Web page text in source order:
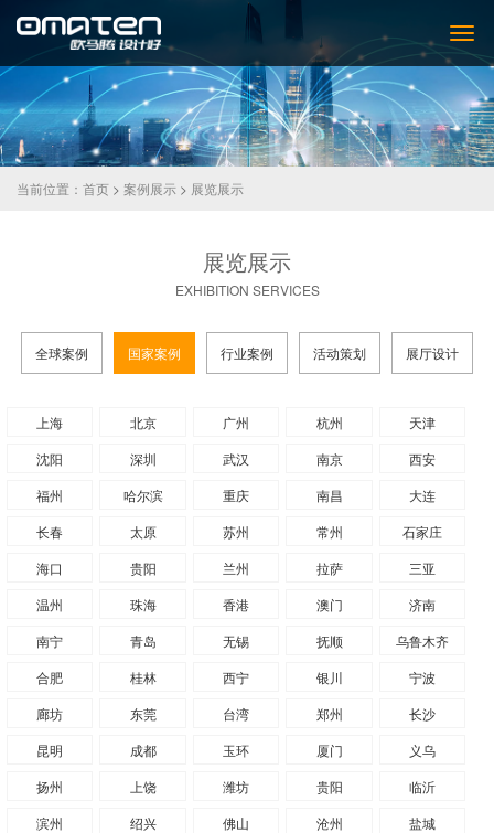
当前位置： 首页 > 案例展示 > 展览展示
展览展示
EXHIBITION SERVICES
全球案例 国家案例 行业案例 活动策划 展厅设计
上海 北京 广州 杭州
天津
沈阳
深圳 武汉 南京
西安
福州
哈尔滨 重庆 南昌
大连
长春
太原 苏州 常州
石家庄
海口
贵阳 兰州 拉萨
三亚
温州
珠海 香港 澳门
济南
南宁
青岛 无锡 抚顺
乌鲁木齐
合肥
桂林 西宁 银川
宁波
廊坊
东莞 台湾 郑州
长沙
昆明
成都 玉环 厦门
义乌
扬州
上饶 潍坊 贵阳
临沂
滨州
绍兴 佛山 沧州
盐城